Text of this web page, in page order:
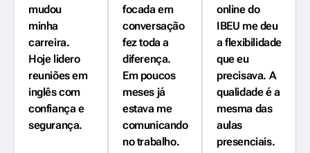
mudou
minha
carreira.
Hoje lidero
reuniões em
inglês com
confiança e
segurança.
focada em
conversação
fez toda a
diferença.
Em poucos
meses já
estava me
comunicando
no trabalho.
online do
IBEU me deu
a flexibilidade
que eu
precisava. A
qualidade é a
mesma das
aulas
presenciais.